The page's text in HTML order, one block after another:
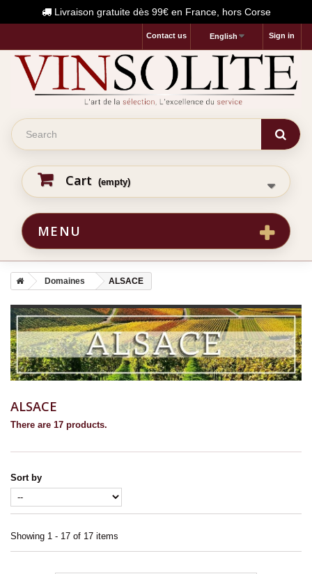
Livraison gratuite dès 99€ en France, hors Corse
Sign in
English
Contact us
Cart (empty)
MENU
Domaines ALSACE
ALSACE
There are 17 products.
Sort by
Showing 1 - 17 of 17 items